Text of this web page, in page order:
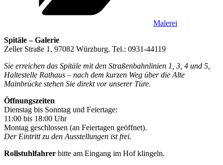
Malerei
Spitäle – Galerie
Zeller Straße 1, 97082 Würzburg, Tel.: 0931-44119
Sie erreichen das Spitäle mit den Straßenbahnlinien 1, 3, 4 und 5,
Haltestelle Rathaus – nach dem kurzen Weg über die Alte
Mainbrücke stehen Sie direkt vor unserer Türe.
Öffnungszeiten
Dienstag bis Sonntag und Feiertage:
11:00 bis 18:00 Uhr
Montag geschlossen (an Feiertagen geöffnet).
Der Eintritt zu den Ausstellungen ist frei.
Rollstuhlfahrer bitte am Eingang im Hof klingeln.